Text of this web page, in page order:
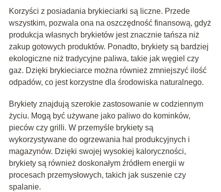
Korzyści z posiadania brykieciarki są liczne. Przede
wszystkim, pozwala ona na oszczędność finansową, gdyż
produkcja własnych brykietów jest znacznie tańsza niż
zakup gotowych produktów. Ponadto, brykiety są bardziej
ekologiczne niż tradycyjne paliwa, takie jak węgiel czy
gaz. Dzięki brykieciarce można również zmniejszyć ilość
odpadów, co jest korzystne dla środowiska naturalnego.
Brykiety znajdują szerokie zastosowanie w codziennym
życiu. Mogą być używane jako paliwo do kominków,
pieców czy grilli. W przemyśle brykiety są
wykorzystywane do ogrzewania hal produkcyjnych i
magazynów. Dzięki swojej wysokiej kaloryczności,
brykiety są również doskonałym źródłem energii w
procesach przemysłowych, takich jak suszenie czy
spalanie.